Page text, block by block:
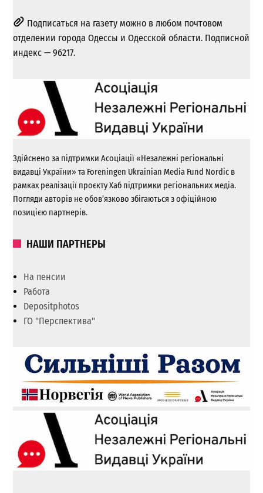
Подписаться на газету можно в любом почтовом
отделении города Одессы и Одесской области. Подписной
индекс — 96217.
Здійснено за підтримки Асоціації «Незалежні регіональні
видавці України» та Foreningen Ukrainian Media Fund Nordic в
рамках реалізації проєкту Хаб підтримки регіональних медіа.
Погляди авторів не обов’язково збігаються з офіційною
позицією партнерів.
НАШИ ПАРТНЕРЫ
На пенсии
Работа
Depositphotos
ГО "Перспектива"